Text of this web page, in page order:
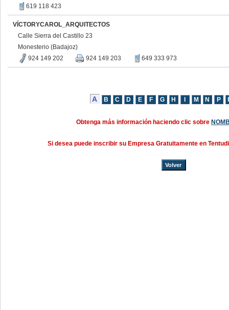
619 118 423
VÍCTORYCAROL_ARQUITECTOS
Calle Sierra del Castillo 23
Monesterio (Badajoz)
924 149 202
924 149 203 649 333 973
Obtenga más información haciendo clic sobre
Si desea puede inscribir su Empresa Gratuitamente en
Volver